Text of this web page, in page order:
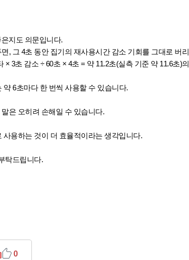
지도 의문입니다.
, 그 4초 동안 집기의 재사용시간 감소 기회를 그대로 버리
3초 감소 ÷ 60초 × 4초 = 약 11.2초(실측 기준 약 11.6초)의
6초마다 한 번씩 사용할 수 있습니다.
말은 오히려 손해일 수 있습니다.
용하는 것이 더 효율적이라는 생각입니다.
탁드립니다.
0